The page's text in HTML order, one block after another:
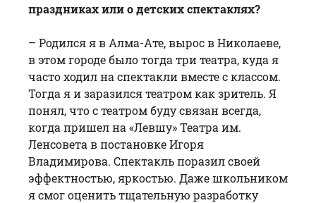
праздниках или о детских спектаклях?
– Родился я в Алма-Ате, вырос в Николаеве,
в этом городе было тогда три театра, куда я
часто ходил на спектакли вместе с классом.
Тогда я и заразился театром как зритель. Я
понял, что с театром буду связан всегда,
когда пришел на «Левшу» Театра им.
Ленсовета в постановке Игоря
Владимирова. Спектакль поразил своей
эффектностью, яркостью. Даже школьником
я смог оценить тщательную разработку